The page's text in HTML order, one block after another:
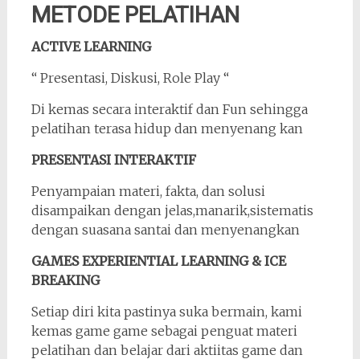
METODE PELATIHAN
ACTIVE LEARNING
“ Presentasi, Diskusi, Role Play “
Di kemas secara interaktif dan Fun sehingga
pelatihan terasa hidup dan menyenang kan
PRESENTASI INTERAKTIF
Penyampaian materi, fakta, dan solusi
disampaikan dengan jelas,manarik,sistematis
dengan suasana santai dan menyenangkan
GAMES EXPERIENTIAL LEARNING & ICE
BREAKING
Setiap diri kita pastinya suka bermain, kami
kemas game game sebagai penguat materi
pelatihan dan belajar dari aktiitas game dan